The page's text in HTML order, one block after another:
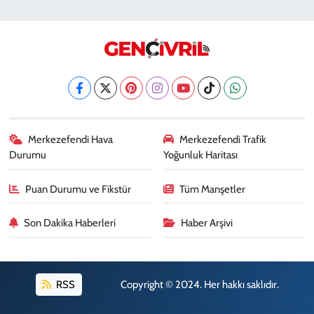
Yol Tarifi Al
Erman Eczanesi
KARAHASANLI MAH. 2040 SOK. NO:11 B
Merkezefendi Hava
Durumu
Merkezefendi Trafik
Yoğunluk Haritası
Puan Durumu ve Fikstür Tüm Manşetler
Son Dakika Haberleri Haber Arşivi
RSS Copyright © 2024. Her hakkı saklıdır.